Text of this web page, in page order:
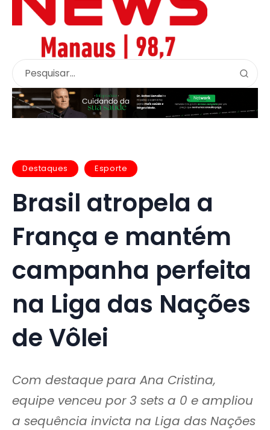
Destaques Esporte
Brasil atropela a
França e mantém
campanha perfeita
na Liga das Nações
de Vôlei
Com destaque para Ana Cristina,
equipe venceu por 3 sets a 0 e ampliou
a sequência invicta na Liga das Nações